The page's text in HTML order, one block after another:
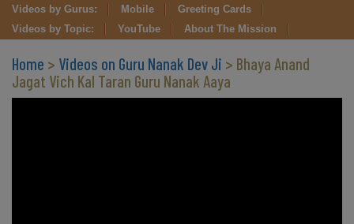
Videos by Gurus: Mobile
Greeting Cards
Videos by Topic:
YouTube About The Mission
Home > Videos on Guru Nanak Dev Ji > Bhaya Anand
Jagat Vich Kal Taran Guru Nanak Aaya